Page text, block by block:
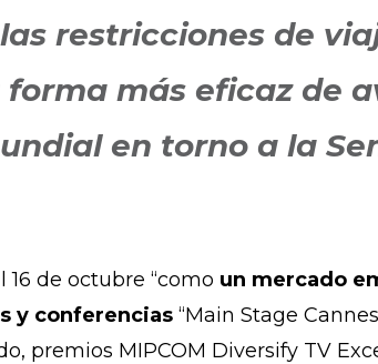
restricciones de
forma más eficaz de
en torno a la
16 de octubre “como un mercado
y conferencias “Main Stage
premios MIPCOM Diversify TV